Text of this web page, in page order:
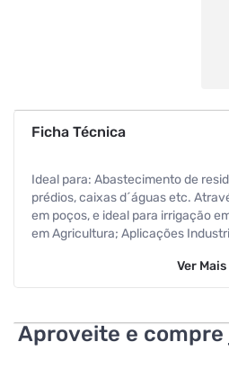
Ficha Técnica
Ideal para: Abastecimento de
prédios, caixas d´águas etc.
em poços, e ideal para irrigação
em Agricultura; Aplicações
água para redes públicas
Lixiviação (lavagem); d)
eficiência e baixo custos de
Ver Mais
Aproveite e